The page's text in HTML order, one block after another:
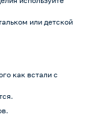
или детской
как встали с